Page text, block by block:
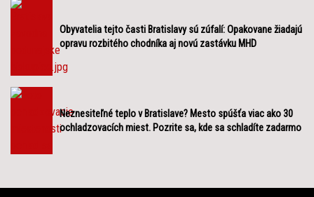
Obyvatelia tejto časti Bratislavy sú zúfalí: Opakovane žiadajú
opravu rozbitého chodníka aj novú zastávku MHD
Neznesiteľné teplo v Bratislave? Mesto spúšťa viac ako 30
ochladzovacích miest. Pozrite sa, kde sa schladíte zadarmo